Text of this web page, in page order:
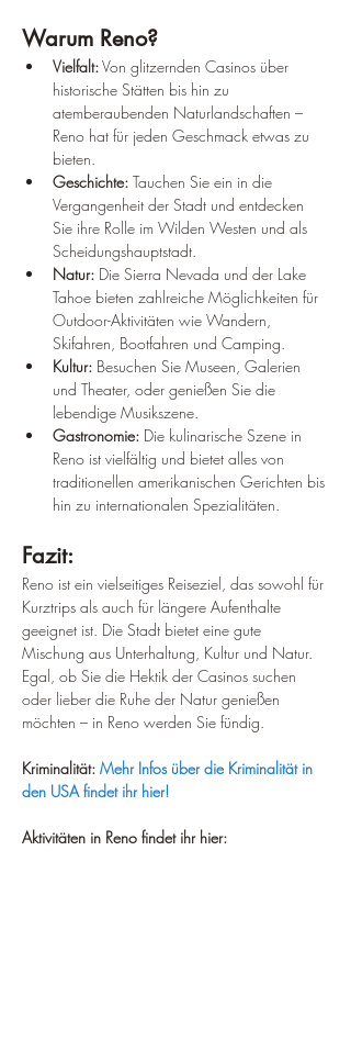
Warum Reno?
Vielfalt: Von glitzernden Casinos über
historische Stätten bis hin zu
atemberaubenden Naturlandschaften –
Reno hat für jeden Geschmack etwas zu
bieten.
Geschichte: Tauchen Sie ein in die
Vergangenheit der Stadt und entdecken
Sie ihre Rolle im Wilden Westen und als
Scheidungshauptstadt.
Natur: Die Sierra Nevada und der Lake
Tahoe bieten zahlreiche Möglichkeiten für
Outdoor-Aktivitäten wie Wandern,
Skifahren, Bootfahren und Camping.
Kultur: Besuchen Sie Museen, Galerien
und Theater, oder genießen Sie die
lebendige Musikszene.
Gastronomie: Die kulinarische Szene in
Reno ist vielfältig und bietet alles von
traditionellen amerikanischen Gerichten bis
hin zu internationalen Spezialitäten.
Fazit:
Reno ist ein vielseitiges Reiseziel, das sowohl für
Kurztrips als auch für längere Aufenthalte
geeignet ist. Die Stadt bietet eine gute
Mischung aus Unterhaltung, Kultur und Natur.
Egal, ob Sie die Hektik der Casinos suchen
oder lieber die Ruhe der Natur genießen
möchten – in Reno werden Sie fündig.
Kriminalität: Mehr Infos über die Kriminalität in
den USA findet ihr hier!
Aktivitäten in Reno findet ihr hier: